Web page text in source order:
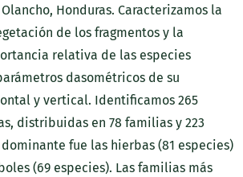
Honduras. Caracterizamos la
de los fragmentos y la
relativa de las especies
dasométricos de su
y vertical. Identificamos 265
distribuidas en 78 familias y 223
fue las hierbas (81 especies)
(69 especies). Las familias más